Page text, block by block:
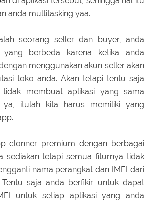
anda multitasking yaa.
seorang seller dan buyer, anda
berbeda karena ketika anda
menggunakan akun seller akan
toko anda. Akan tetapi tentu saja
tidak membuat aplikasi yang sama
ya, itulah kita harus memiliki yang
clonner premium dengan berbagai
sediakan tetapi semua fiturnya tidak
nama perangkat dan IMEI dari
Tentu saja anda berfikir untuk dapat
untuk setiap aplikasi yang anda